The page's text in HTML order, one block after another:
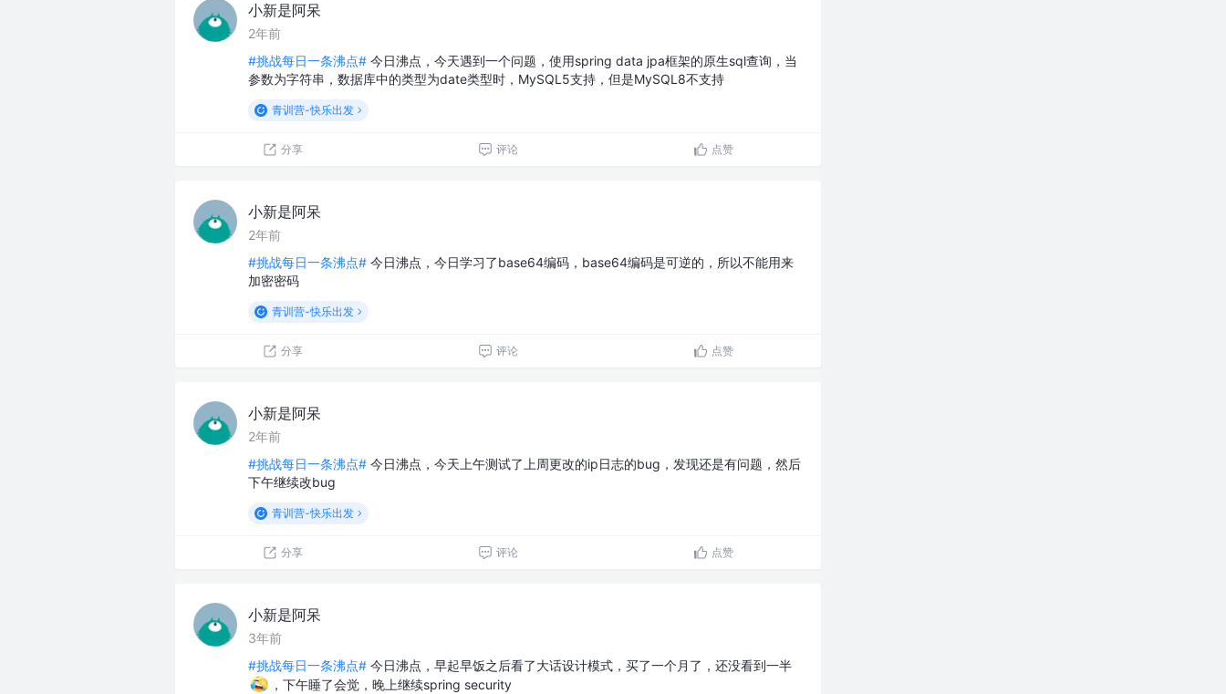
小新是阿呆
2年前
#挑战每日一条沸点# 今日沸点，今天遇到一个问题，使用spring data jpa框架的原生sql查询，当
参数为字符串，数据库中的类型为date类型时，MySQL5支持，但是MySQL8不支持
青训营-快乐出发
分享 评论 点赞
小新是阿呆
2年前
#挑战每日一条沸点# 今日沸点，今日学习了base64编码，base64编码是可逆的，所以不能用来
加密密码
青训营-快乐出发
分享 评论 点赞
小新是阿呆
2年前
#挑战每日一条沸点# 今日沸点，今天上午测试了上周更改的ip日志的bug，发现还是有问题，然后
下午继续改bug
青训营-快乐出发
分享 评论 点赞
小新是阿呆
3年前
#挑战每日一条沸点# 今日沸点，早起早饭之后看了大话设计模式，买了一个月了，还没看到一半
，下午睡了会觉，晚上继续spring security